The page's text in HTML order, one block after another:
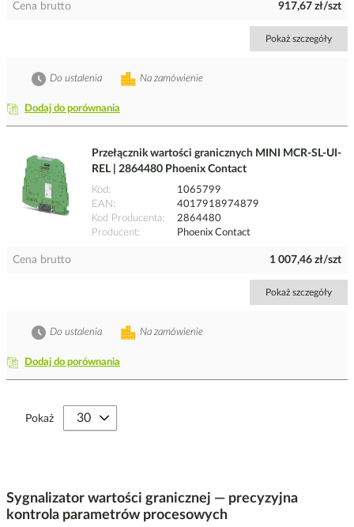
Cena brutto 917,67 zł/szt
Pokaż szczegóły
Dodaj do porównania
Na zamówienie
Do ustalenia
Przełącznik wartości granicznych MINI MCR-SL-UI-
REL | 2864480 Phoenix Contact
Kod
1065799
EAN
4017918974879
Kod Producenta
2864480
Producent
Phoenix Contact
Cena brutto 1 007,46 zł/szt
Pokaż szczegóły
Dodaj do porównania
Na zamówienie
Do ustalenia
Pokaż
Sygnalizator wartości granicznej — precyzyjna
kontrola parametrów procesowych